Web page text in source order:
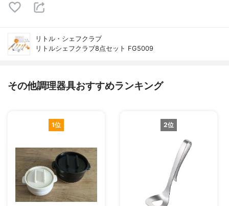
リトル・シェフクラブ
リトルシェフクラブ8点セット FG5009
その他調理器具おすすめランキング
1位 2位